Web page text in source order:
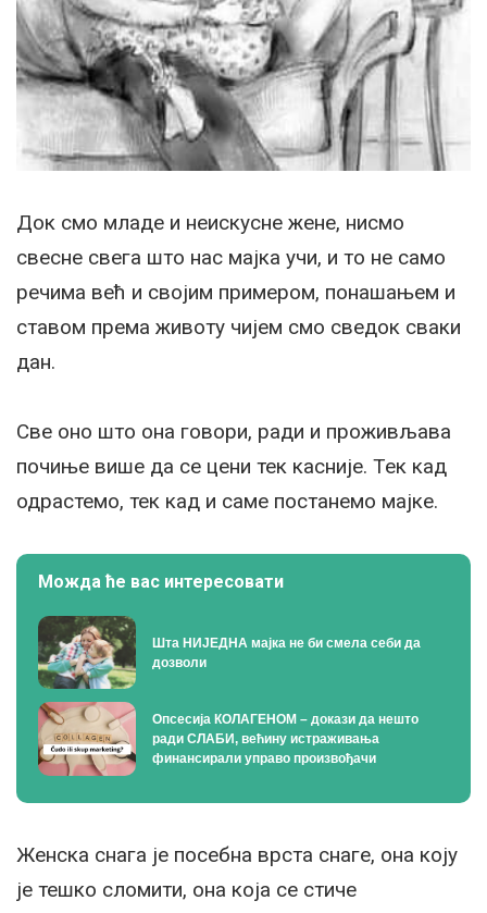
Док смо младе и неискусне жене, нисмо
свесне свега што нас мајка учи, и то не само
речима већ и својим примером, понашањем и
ставом према животу чијем смо сведок сваки
дан.
Све оно што она говори, ради и проживљава
почиње више да се цени тек касније. Тек кад
одрастемо, тек кад и саме постанемо мајке.
Можда ће вас интересовати
Шта НИЈЕДНА мајка не би смела себи да
дозволи
Опсесија КОЛАГЕНОМ – докази да нешто
ради СЛАБИ, већину истраживања
финансирали управо произвођачи
Женска снага је посебна врста снаге, она коју
је тешко сломити, она која се стиче